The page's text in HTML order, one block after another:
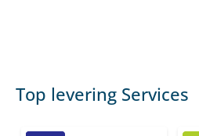
Top levering Services